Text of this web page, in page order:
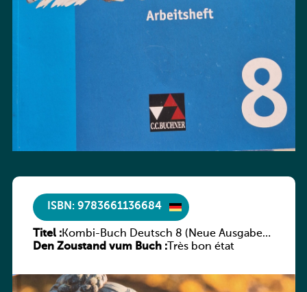
ISBN: 9783661136684
Titel :Kombi-Buch Deutsch 8 (Neue Ausgabe
Luxemburg)
Den Zoustand vum Buch :Très bon état